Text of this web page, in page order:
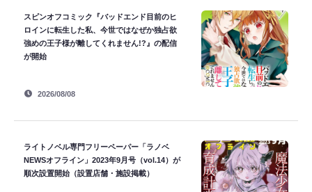
スピンオフコミック『バッドエンド目前のヒ
ロインに転生した私、今世ではなぜか独占欲
強めの王子様が離してくれません!?』の配信
が開始
2026/08/08
ライトノベル専門フリーペーパー「ラノベ
NEWSオフライン」2023年9月号（vol.14）が
順次設置開始（設置店舗・施設掲載）